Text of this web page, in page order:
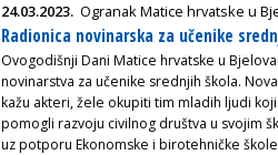
24.03.2023. Ogranak Matice hrvatske u
Radionica novinarska za učenike
Ovogodišnji Dani Matice hrvatske u
novinarstva za učenike srednjih škola.
kažu akteri, žele okupiti tim mladih ljudi
pomogli razvoju civilnog društva u svojim
uz potporu Ekonomske i birotehničke